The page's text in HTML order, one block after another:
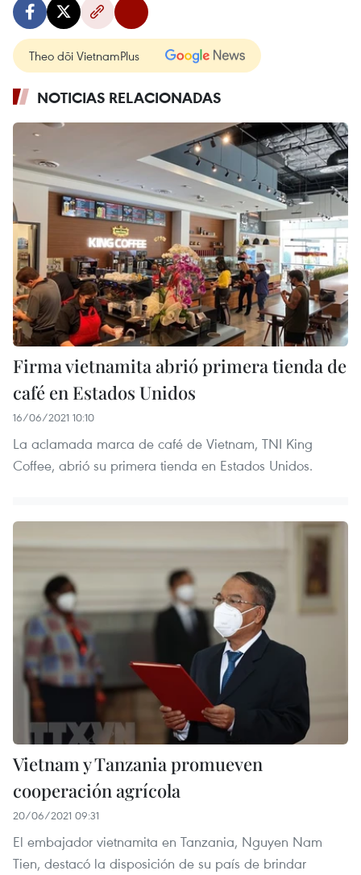
Theo dõi VietnamPlus
NOTICIAS RELACIONADAS
Firma vietnamita abrió primera tienda de
café en Estados Unidos
16/06/2021 10:10
La aclamada marca de café de Vietnam, TNI King
Coffee, abrió su primera tienda en Estados Unidos.
Vietnam y Tanzania promueven
cooperación agrícola
20/06/2021 09:31
El embajador vietnamita en Tanzania, Nguyen Nam
Tien, destacó la disposición de su país de brindar